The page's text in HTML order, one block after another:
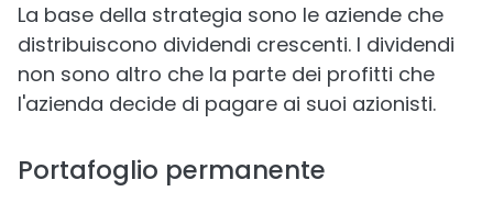
La base della strategia sono le aziende che
distribuiscono dividendi crescenti. I dividendi
non sono altro che la parte dei profitti che
l'azienda decide di pagare ai suoi azionisti.
Portafoglio permanente